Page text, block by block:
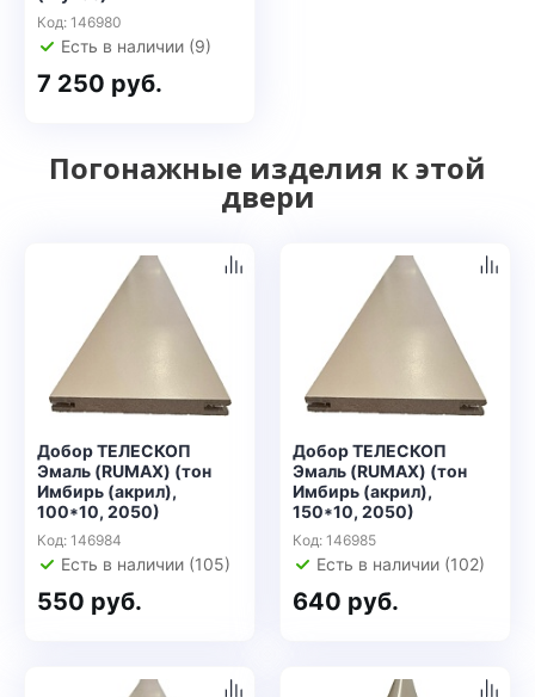
Код: 146980
Есть в наличии (9)
7 250 руб.
Погонажные изделия к этой
двери
Добор ТЕЛЕСКОП
Эмаль (RUMAX) (тон
Имбирь (акрил),
100*10, 2050)
Код: 146984
Есть в наличии (105)
550 руб.
Добор ТЕЛЕСКОП
Эмаль (RUMAX) (тон
Имбирь (акрил),
150*10, 2050)
Код: 146985
Есть в наличии (102)
640 руб.